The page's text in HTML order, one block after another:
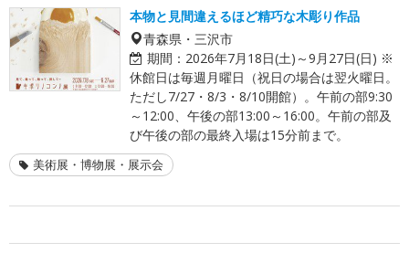
本物と見間違えるほど精巧な木彫り作品
青森県・三沢市
期間： 2026年7月18日(土)～9月27日(日) ※
休館日は毎週月曜日（祝日の場合は翌火曜日。
ただし7/27・8/3・8/10開館）。午前の部9:30
～12:00、午後の部13:00～16:00。午前の部及
び午後の部の最終入場は15分前まで。
美術展・博物展・展示会